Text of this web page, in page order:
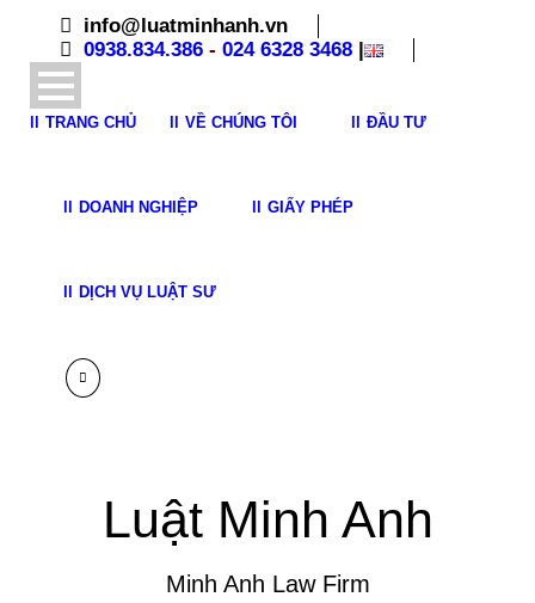
info@luatminhanh.vn
0938.834.386 - 024 6328 3468 |
TRANG CHỦ VỀ CHÚNG TÔI ĐẦU TƯ
DOANH NGHIỆP GIẤY PHÉP
DỊCH VỤ LUẬT SƯ
Luật Minh Anh
Minh Anh Law Firm